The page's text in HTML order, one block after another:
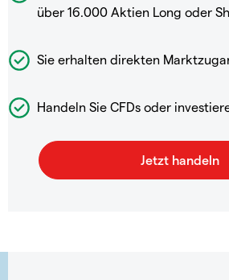
über 16.000 Aktien Long oder
Sie erhalten direkten
Handeln Sie CFDs oder